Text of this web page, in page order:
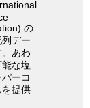
の
デー
あわ
な塩
ーコ
を提供